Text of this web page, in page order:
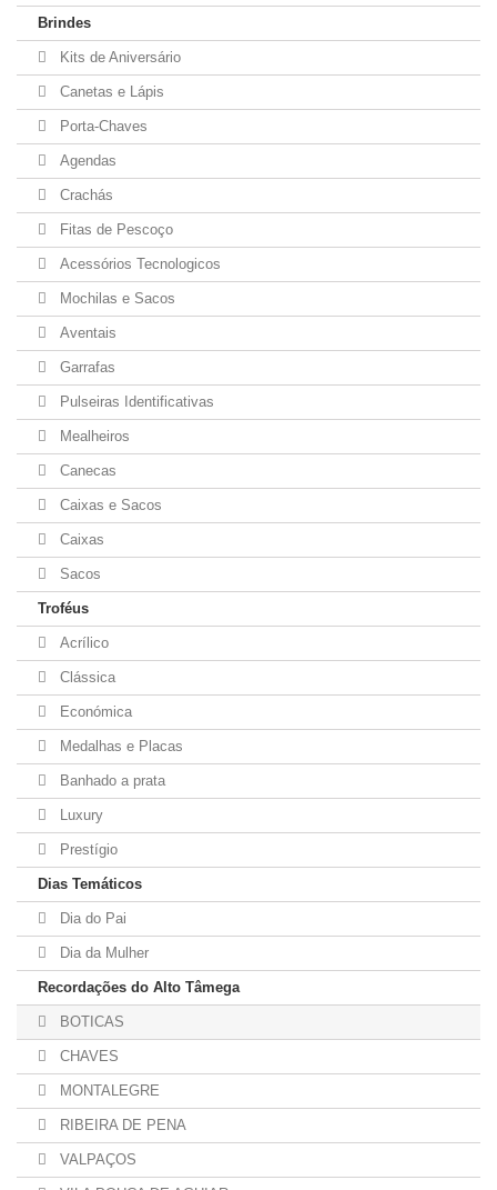
Brindes
Kits de Aniversário
Canetas e Lápis
Porta-Chaves
Agendas
Crachás
Fitas de Pescoço
Acessórios Tecnologicos
Mochilas e Sacos
Aventais
Garrafas
Pulseiras Identificativas
Mealheiros
Canecas
Caixas e Sacos
Caixas
Sacos
Troféus
Acrílico
Clássica
Económica
Medalhas e Placas
Banhado a prata
Luxury
Prestígio
Dias Temáticos
Dia do Pai
Dia da Mulher
Recordações do Alto Tâmega
BOTICAS
CHAVES
MONTALEGRE
RIBEIRA DE PENA
VALPAÇOS